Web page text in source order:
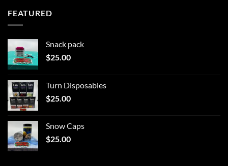
FEATURED
Snack pack
$25.00
Turn Disposables
$25.00
Snow Caps
$25.00